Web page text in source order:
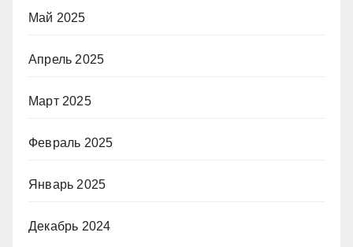
Май 2025
Апрель 2025
Март 2025
Февраль 2025
Январь 2025
Декабрь 2024